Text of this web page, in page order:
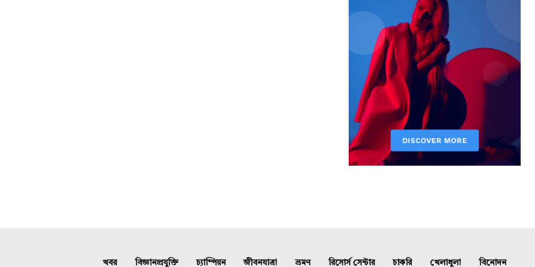
খবর বিজ্ঞানপ্রযুক্তি চ্যাম্পিয়ন জীবনযাত্রা ভ্রমণ রিসোর্স সেন্টার চাকরি খেলাধুলা বিনোদন